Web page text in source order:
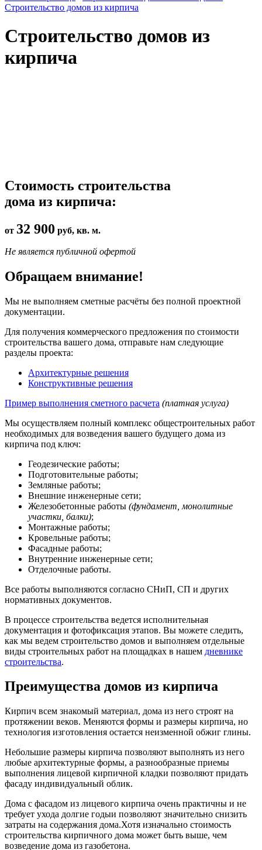
Строительство домов из кирпича
Строительство домов из
кирпича
Стоимость строительства
дома из кирпича:
от 32 900 руб, кв. м.
Не является публичной офертой
Обращаем внимание!
Мы не выполняем сметные расчёты без полной проектной
документации.
Для получения коммерческого предложения по стоимости
строительства вашего дома, отправьте нам следующие
разделы проекта:
Архитектурные решения
Конструктивные решения
Пример выполнения сметного расчета (платная услуга)
Мы осуществляем полный комплекс общестроительных работ
необходимых для возведения вашего будущего дома из
кирпича под ключ:
Геодезические работы;
Подготовительные работы;
Земляные работы;
Внешние инженерные сети;
Железобетонные работы (фундамент, монолитные
участки, балки);
Монтажные работы;
Кровельные работы;
Фасадные работы;
Внутренние инженерные сети;
Отделочные работы.
Все работы выполняются согласно СНиП, СП и других
нормативных документов.
В процессе строительства ведется исполнительная
документация и фотофиксация этапов. Вы можете следить,
как мы ведем строительство домов и выполняем отдельные
виды строительных работ на площадках в нашем дневнике
строительства.
Преимущества домов из кирпича
Кирпич всем знакомый материал, дома из него строят на
протяжении веков. Меняются формы и размеры кирпича, но
технология изготовления остается неизменной обжиг глины.
Небольшие размеры кирпича позволяют выполнять из него
любые архитектурные формы, а разнообразные приемы
выполнения лицевой кирпичной кладки позволяют придать
фасаду индивидуальный облик.
Дома с фасадом из лицевого кирпича очень практичны и не
требует ухода долгие годыи позволяют значительно снизить
затраты на содержания дома.Хотя изначально стоимость
строительства кирпичного дома может быть выше, чем
возведение дома из газобетона.